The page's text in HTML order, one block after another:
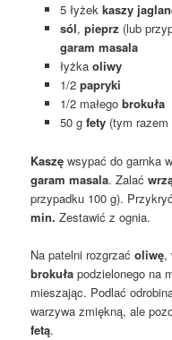
5 łyżek kaszy
sól, pieprz (lub
garam masala
łyżka oliwy
1/2 papryki
1/2 małego brokuła
50 gfety(tym razem
Kaszę wsypać do garnka
garam masala. Zalać
przypadku 100 g).
min.Zestawić z ognia.
Na patelni rozgrzaćoliwę,
brokuła podzielonego na
mieszając. Podlać
warzywa zmiękną, ale
fetą.